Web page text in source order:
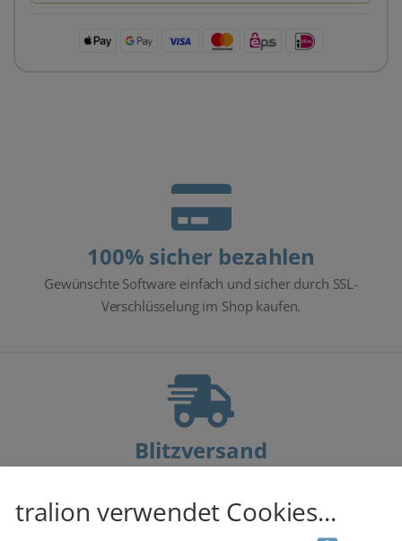
100% sicher bezahlen
Gewünschte Software einfach und sicher durch SSL-
Verschlüsselung im Shop kaufen.
Blitzversand
tralion verwendet Cookies...